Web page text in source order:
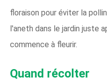
floraison pour éviter la
l'aneth dans le jardin juste
commence à fleurir.
Quand récolter